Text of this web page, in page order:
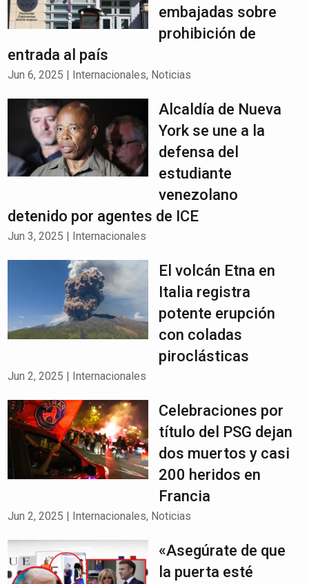
embajadas sobre
prohibición de
entrada al país
Jun 6, 2025 | Internacionales, Noticias
Alcaldía de Nueva
York se une a la
defensa del
estudiante
venezolano
detenido por agentes de ICE
Jun 3, 2025 | Internacionales
El volcán Etna en
Italia registra
potente erupción
con coladas
piroclásticas
Jun 2, 2025 | Internacionales
Celebraciones por
título del PSG dejan
dos muertos y casi
200 heridos en
Francia
Jun 2, 2025 | Internacionales, Noticias
«Asegúrate de que
la puerta esté